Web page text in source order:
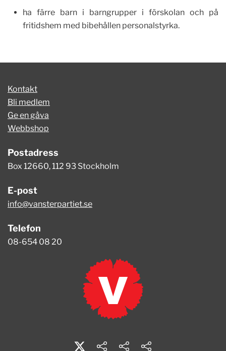
ha färre barn i barngrupper i förskolan och på
fritidshem med bibehållen personalstyrka.
Kontakt
Bli medlem
Ge en gåva
Webbshop
Postadress
Box 12660, 112 93 Stockholm
E-post
info@vansterpartiet.se
Telefon
08-654 08 20